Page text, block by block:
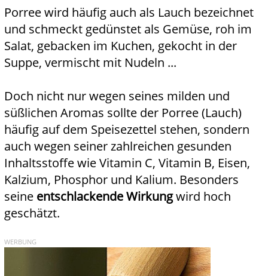
Porree wird häufig auch als Lauch bezeichnet
und schmeckt gedünstet als Gemüse, roh im
Salat, gebacken im Kuchen, gekocht in der
Suppe, vermischt mit Nudeln ...
Doch nicht nur wegen seines milden und
süßlichen Aromas sollte der Porree (Lauch)
häufig auf dem Speisezettel stehen, sondern
auch wegen seiner zahlreichen gesunden
Inhaltsstoffe wie Vitamin C, Vitamin B, Eisen,
Kalzium, Phosphor und Kalium. Besonders
seine entschlackende Wirkungwird hoch
geschätzt.
WERBUNG